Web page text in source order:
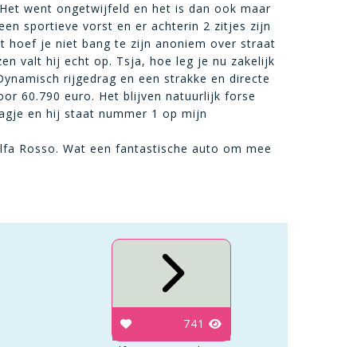
went ongetwijfeld en het is dan ook maar
sportieve vorst en er achterin 2 zitjes zijn
hoef je niet bang te zijn anoniem over straat
valt hij echt op. Tsja, hoe leg je nu zakelijk
rijgedrag en een strakke en directe
60.790 euro. Het blijven natuurlijk forse
en hij staat nummer 1 op mijn
Rosso. Wat een fantastische auto om mee
741